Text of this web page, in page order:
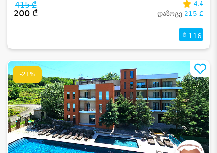
415 ₾
200 ₾
4.4
დაზოგე 215 ₾
116
-21%